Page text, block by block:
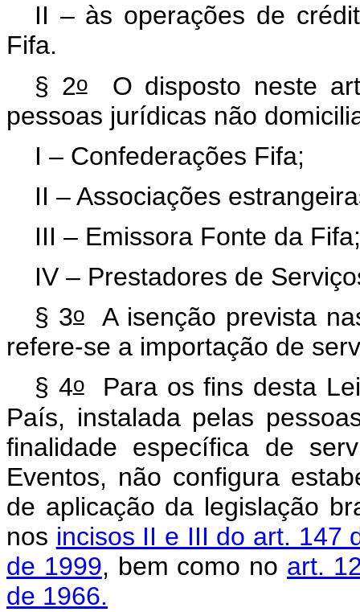
II – às operações de
Fifa.
§ 2oO disposto neste
pessoas jurídicas não
I – Confederações Fifa;
II – Associações
III – Emissora Fonte da
IV – Prestadores de
§ 3oA isenção prevista
refere-se a importação de
§ 4oPara os fins desta
País, instalada pelas
finalidade específica de
Eventos, não configura
de aplicação da legislação
nos incisos II e III do art. 147
de 1999, bem como no art.
de 1966.